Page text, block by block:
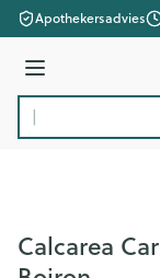
Ga naar de inhoud
Apothekersadvies
Menu
Product, merk,
Calcarea